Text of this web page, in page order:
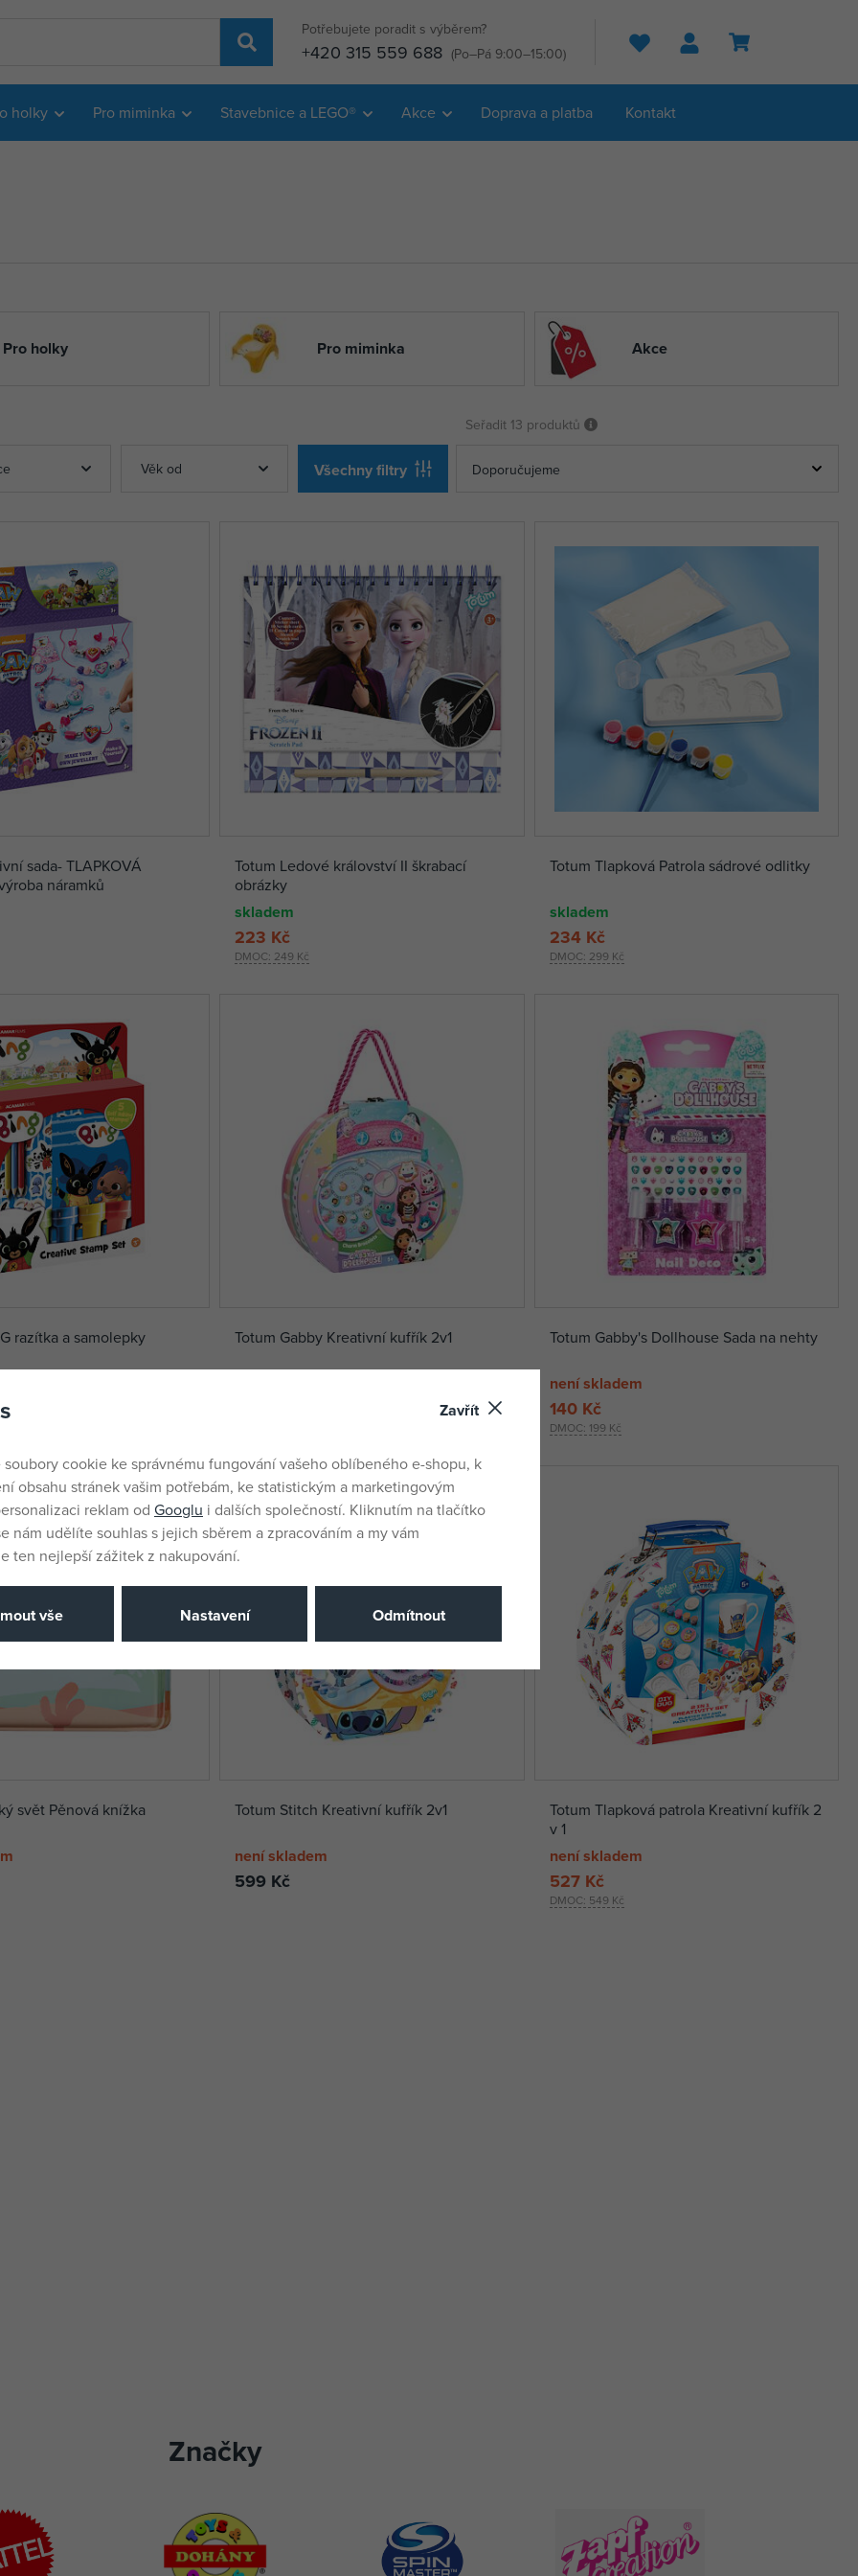
Potřebujete poradit s výběrem?
+420 315 559 688 (Po–Pá 9:00–15:00) Hledat
holky Pro miminka Stavebnice a LEGO® Akce Doprava a platba Kontakt
Pro holky Pro miminka Akce
Věk od Všechny filtry
Seřadit 13 produktů
sada- TLAPKOVÁ
náramků
Totum Ledové království II škrabací
obrázky
skladem
DMOC: 249 Kč
223 Kč
Totum Tlapková Patrola sádrové odlitky
skladem
DMOC: 299 Kč
234 Kč
razítka a samolepky Totum Gabby Kreativní kufřík 2v1 Totum Gabby's Dollhouse Sada na nehty
není skladem
DMOC: 199 Kč
140 Kč
svět Pěnová knížka Totum Stitch Kreativní kufřík 2v1
není skladem
599 Kč
Totum Tlapková patrola Kreativní kufřík 2
v 1
není skladem
DMOC: 549 Kč
527 Kč
Značky
Zavřít
soubory cookie ke správnému fungování vašeho oblíbeného e-shopu, k
obsahu stránek vašim potřebám, ke statistickým a marketingovým
reklam od Googlu i dalších společností. Kliknutím na tlačítko
nám udělíte souhlas s jejich sběrem a zpracováním a my vám
ten nejlepší zážitek z nakupování.
vše Nastavení Odmítnout